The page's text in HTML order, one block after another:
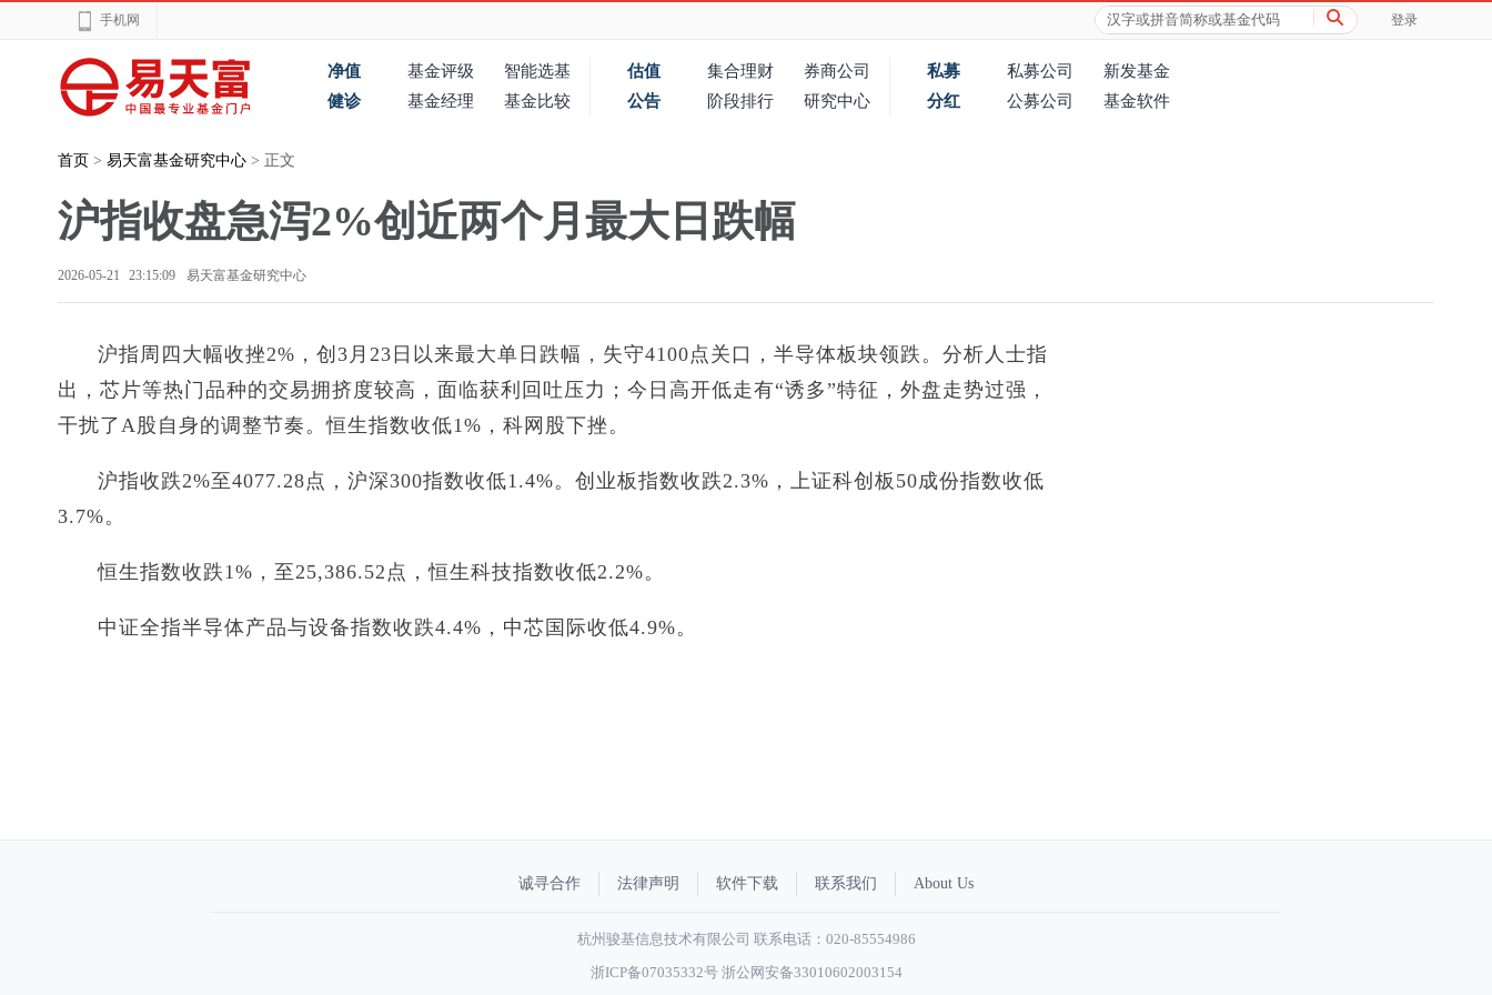
手机网 登录
净值 基金评级
智能选基
健诊
基金经理 基金比较
估值 集合理财
券商公司
公告
阶段排行 研究中心
私募 私募公司
新发基金
分红
公募公司 基金软件
首页 > 易天富基金研究中心 > 正文
沪指收盘急泻2%创近两个月最大日跌幅
2026-05-21 23:15:09 易天富基金研究中心
沪指周四大幅收挫2%，创3月23日以来最大单日跌幅，失守4100点关口，半导体板块领跌。分析人士指
出，芯片等热门品种的交易拥挤度较高，面临获利回吐压力；今日高开低走有“诱多”特征，外盘走势过强，
干扰了A股自身的调整节奏。恒生指数收低1%，科网股下挫。
沪指收跌2%至4077.28点，沪深300指数收低1.4%。创业板指数收跌2.3%，上证科创板50成份指数收低
3.7%。
恒生指数收跌1%，至25,386.52点，恒生科技指数收低2.2%。
中证全指半导体产品与设备指数收跌4.4%，中芯国际收低4.9%。
诚寻合作 法律声明 软件下载 联系我们 About Us
杭州骏基信息技术有限公司 联系电话：020-85554986
浙ICP备07035332号 浙公网安备33010602003154